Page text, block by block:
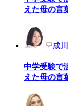
えた母の言
成
中学受験で
えた母の言